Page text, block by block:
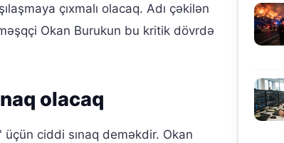
çıxmalı olacaq. Adı çəkilən
Okan Burukun bu kritik dövrdə
olacaq
ciddi sınaq deməkdir. Okan